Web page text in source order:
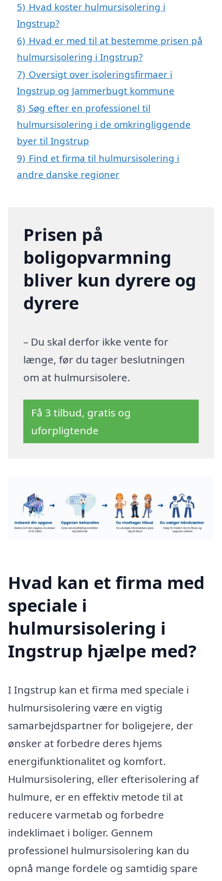
5) Hvad koster hulmursisolering i
Ingstrup?
6) Hvad er med til at bestemme prisen på
hulmursisolering i Ingstrup?
7) Oversigt over isoleringsfirmaer i
Ingstrup og Jammerbugt kommune
8) Søg efter en professionel til
hulmursisolering i de omkringliggende
byer til Ingstrup
9) Find et firma til hulmursisolering i
andre danske regioner
Prisen på
boligopvarmning
bliver kun dyrere og
dyrere
– Du skal derfor ikke vente for
længe, før du tager beslutningen
om at hulmursisolere.
Få 3 tilbud, gratis og
uforpligtende
Hvad kan et firma med
speciale i
hulmursisolering i
Ingstrup hjælpe med?
I Ingstrup kan et firma med speciale i
hulmursisolering være en vigtig
samarbejdspartner for boligejere, der
ønsker at forbedre deres hjems
energifunktionalitet og komfort.
Hulmursisolering, eller efterisolering af
hulmure, er en effektiv metode til at
reducere varmetab og forbedre
indeklimaet i boliger. Gennem
professionel hulmursisolering kan du
opnå mange fordele og samtidig spare